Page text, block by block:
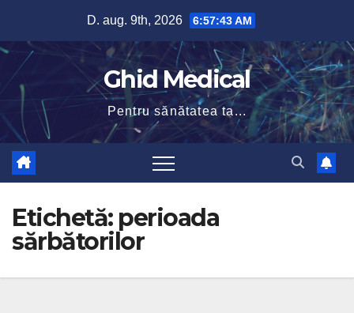
content
D. aug. 9th, 2026 6:57:44 AM
Ghid Medical
Pentru sănătatea ta...
Etichetă: perioada
sărbătorilor